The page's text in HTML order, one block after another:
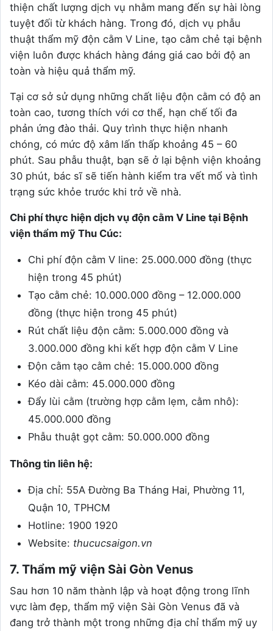
thiện chất lượng dịch vụ nhằm mang đến sự hài lòng
tuyệt đối từ khách hàng. Trong đó, dịch vụ phẫu
thuật thẩm mỹ độn cằm V Line, tạo cằm chẻ tại bệnh
viện luôn được khách hàng đáng giá cao bởi độ an
toàn và hiệu quả thẩm mỹ.
Tại cơ sở sử dụng những chất liệu độn cằm có độ an
toàn cao, tương thích với cơ thể, hạn chế tối đa
phản ứng đào thải. Quy trình thực hiện nhanh
chóng, có mức độ xâm lấn thấp khoảng 45 – 60
phút. Sau phẫu thuật, bạn sẽ ở lại bệnh viện khoảng
30 phút, bác sĩ sẽ tiến hành kiểm tra vết mổ và tình
trạng sức khỏe trước khi trở về nhà.
Chi phí thực hiện dịch vụ độn cằm V Line tại Bệnh
viện thẩm mỹ Thu Cúc:
Chi phí độn cằm V line: 25.000.000 đồng (thực
hiện trong 45 phút)
Tạo cằm chẻ: 10.000.000 đồng – 12.000.000
đồng (thực hiện trong 45 phút)
Rút chất liệu độn cằm: 5.000.000 đồng và
3.000.000 đồng khi kết hợp độn cằm V Line
Độn cằm tạo cằm chẻ: 15.000.000 đồng
Kéo dài cằm: 45.000.000 đồng
Đẩy lùi cằm (trường hợp cằm lẹm, cằm nhô):
45.000.000 đồng
Phẫu thuật gọt cằm: 50.000.000 đồng
Thông tin liên hệ:
Địa chỉ: 55A Đường Ba Tháng Hai, Phường 11,
Quận 10, TPHCM
Hotline: 1900 1920
Website: thucucsaigon.vn
7. Thẩm mỹ viện Sài Gòn Venus
Sau hơn 10 năm thành lập và hoạt động trong lĩnh
vực làm đẹp, thẩm mỹ viện Sài Gòn Venus đã và
đang trở thành một trong những địa chỉ thẩm mỹ uy